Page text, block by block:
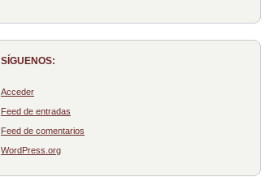
SÍGUENOS:
Acceder
Feed de entradas
Feed de comentarios
WordPress.org